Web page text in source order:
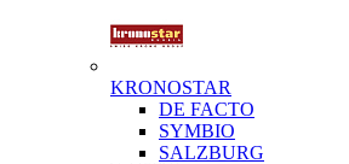
KRONOSTAR
DE FACTO
SYMBIO
SALZBURG